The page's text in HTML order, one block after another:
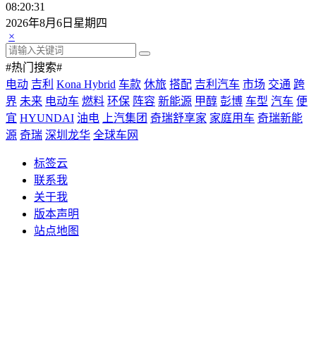
08:20:33
2026年8月6日星期四
×
#热门搜索#
电动 吉利 Kona Hybrid 车款 休旅 搭配 吉利汽车 市场 交通 跨
界 未来 电动车 燃料 环保 阵容 新能源 甲醇 彭博 车型 汽车 便
宜 HYUNDAI 油电 上汽集团 奇瑞舒享家 家庭用车 奇瑞新能
源 奇瑞 深圳龙华 全球车网
标签云
联系我
关于我
版本声明
站点地图